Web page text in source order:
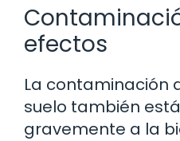
efectos
La contaminación
suelo también
gravemente a la